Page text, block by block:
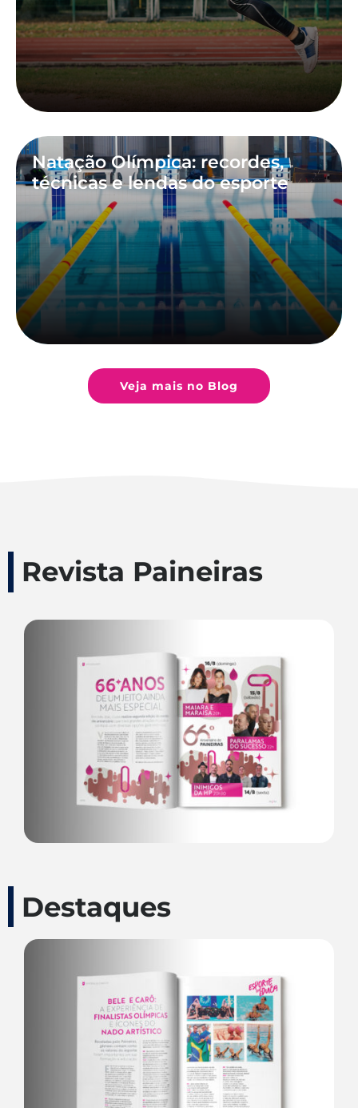
Natação Olímpica: recordes,
técnicas e lendas do esporte
Veja mais no Blog
Revista Paineiras
Destaques